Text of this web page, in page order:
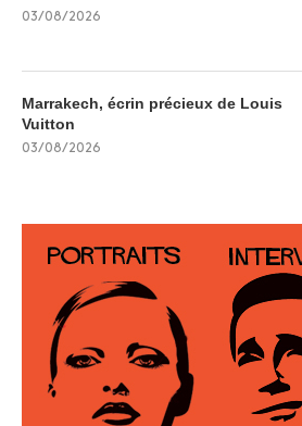
03/08/2026
Marrakech, écrin précieux de Louis
Vuitton
03/08/2026